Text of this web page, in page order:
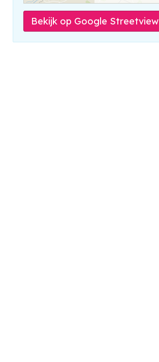
Bekijk op Google Streetview